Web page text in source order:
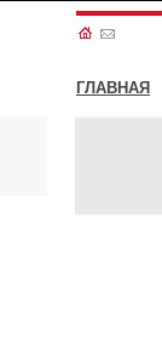
ГЛАВНАЯ